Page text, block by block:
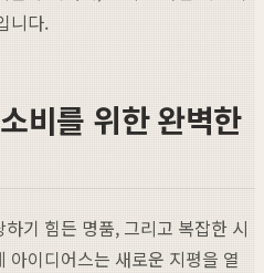
니다.
비를 위한 완벽한
기 힘든 명품, 그리고 복잡한 시
아이디어스는 새로운 지평을 열